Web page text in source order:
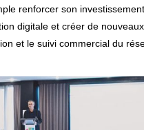
renforcer son
digitale et créer de
et le suivi commercial du